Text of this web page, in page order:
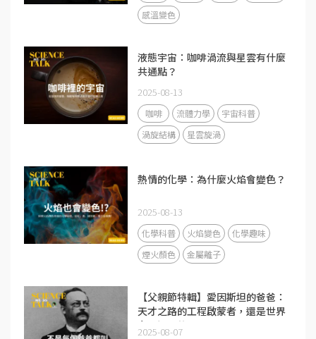
感溫變色
液態宇宙：咖啡渦流與星雲有什麼
共通點？
2025-08-13
咖啡 流體力學
宇宙科普
渦旋結構
星雲旋渦
熱情的化學：為什麼火焰會變色？
2025-08-13
化學科普 火焰變色
化學趣味
煙火顏色
金屬離子
【父親節特輯】愛因斯坦的爸爸：
天才之路的工程啟蒙者，還是世界
上最溫柔的 backup？
2025-08-07